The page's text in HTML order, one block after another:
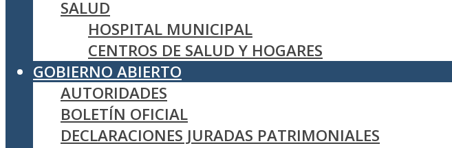
SALUD
HOSPITAL MUNICIPAL
CENTROS DE SALUD Y HOGARES
GOBIERNO ABIERTO
AUTORIDADES
BOLETÍN OFICIAL
DECLARACIONES JURADAS PATRIMONIALES